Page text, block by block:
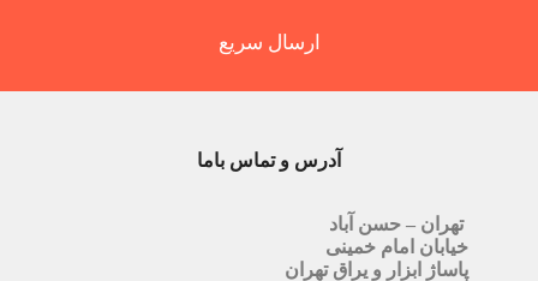
ارسال سریع
آدرس و تماس باما
تهران – حسن آباد
خیابان امام خمینی
پاساژ ابزار و یراق تهران